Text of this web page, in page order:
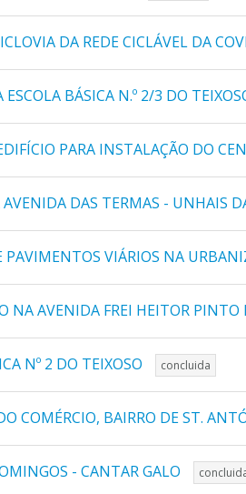
DA REDE CICLÁVEL DA
BÁSICA N.º 2/3 DO
PARA INSTALAÇÃO DO
DAS TERMAS - UNHAIS
PAVIMENTOS VIÁRIOS NA
NA AVENIDA FREI HEITOR
Nº 2 DO TEIXOSO concluida
COMÉRCIO, BAIRRO DE ST.
- CANTAR GALO